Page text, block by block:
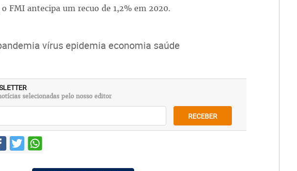
o FMI antecipa um recuo de 1,2% em 2020.
vírus epidemia economia saúde
selecionadas pelo nosso editor
RECEBER